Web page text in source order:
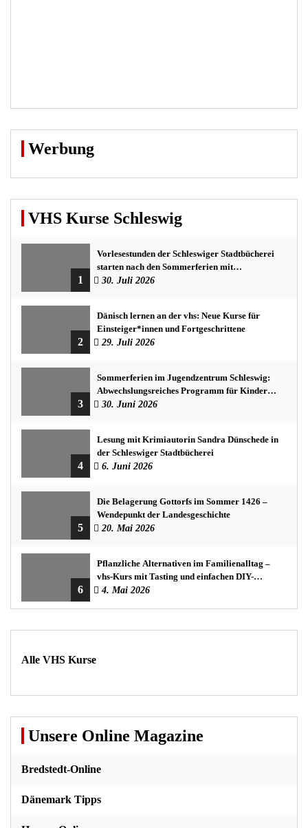
Werbung
VHS Kurse Schleswig
1
Vorlesestunden der Schleswiger Stadtbücherei
starten nach den Sommerferien mit
spannenden Geschichten
30. Juli 2026
2
Dänisch lernen an der vhs: Neue Kurse für
Einsteiger*innen und Fortgeschrittene
29. Juli 2026
3
Sommerferien im Jugendzentrum Schleswig:
Abwechslungsreiches Programm für Kinder
und Jugendliche
30. Juni 2026
4
Lesung mit Krimiautorin Sandra Dünschede in
der Schleswiger Stadtbücherei
6. Juni 2026
5
Die Belagerung Gottorfs im Sommer 1426 –
Wendepunkt der Landesgeschichte
20. Mai 2026
6
Pflanzliche Alternativen im Familienalltag –
vhs-Kurs mit Tasting und einfachen DIY-
Rezepten
4. Mai 2026
Alle VHS Kurse
Unsere Online Magazine
Bredstedt-Online
Dänemark Tipps